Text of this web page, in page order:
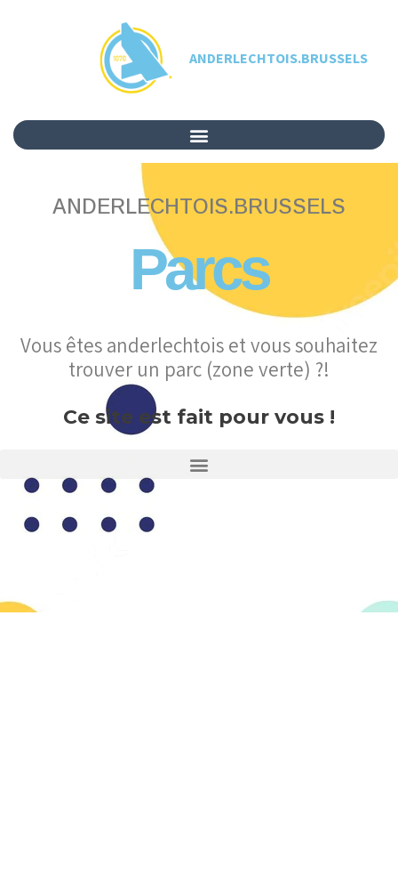
ANDERLECHTOIS.BRUSSELS
ANDERLECHTOIS.BRUSSELS
Parcs
Vous êtes anderlechtois et vous souhaitez
trouver un parc (zone verte) ?!
Ce site est fait pour vous !